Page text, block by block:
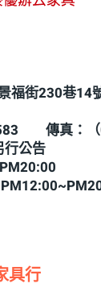
福街230巷14
傳真：（
行公告
具行